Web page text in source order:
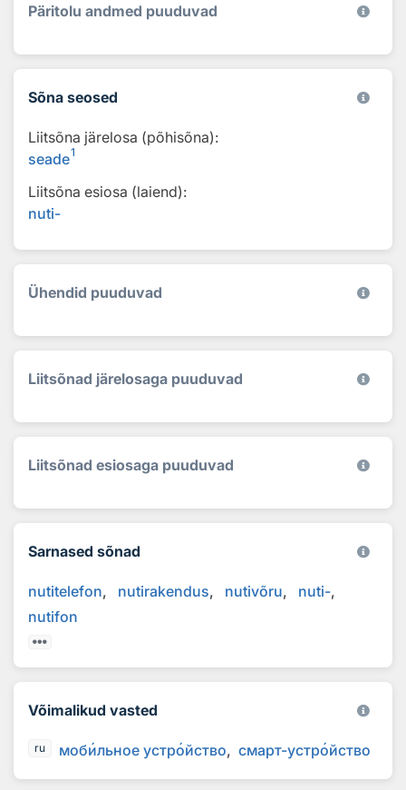
Päritolu andmed puuduvad
Sõna seosed
Liitsõna järelosa (põhisõna):
seade1
Liitsõna esiosa (laiend):
nuti-
Ühendid puuduvad
Liitsõnad järelosaga puuduvad
Liitsõnad esiosaga puuduvad
Sarnased sõnad
nutitelefon nutirakendus nutivõru
nuti-
nutifon
Võimalikud vasted
ru мобильное устройство смарт-устройство